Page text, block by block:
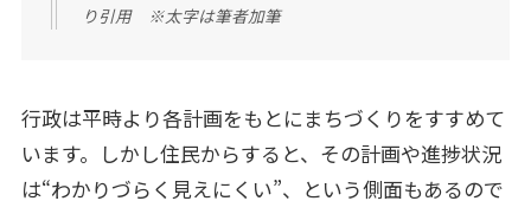
り引用 ※太字は筆者加筆
行政は平時より各計画をもとにまちづくりをすすめて
います。しかし住民からすると、その計画や進捗状況
は“わかりづらく見えにくい”、という側面もあるので